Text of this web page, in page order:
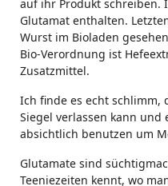
auf ihr Produkt schreiben.
Glutamat enthalten.
Wurst im Bioladen
Bio-Verordnung ist
Zusatzmittel.
Ich finde es echt schlimm,
Siegel verlassen kann und
absichtlich benutzen um
Glutamate sind
Teeniezeiten kennt, wo